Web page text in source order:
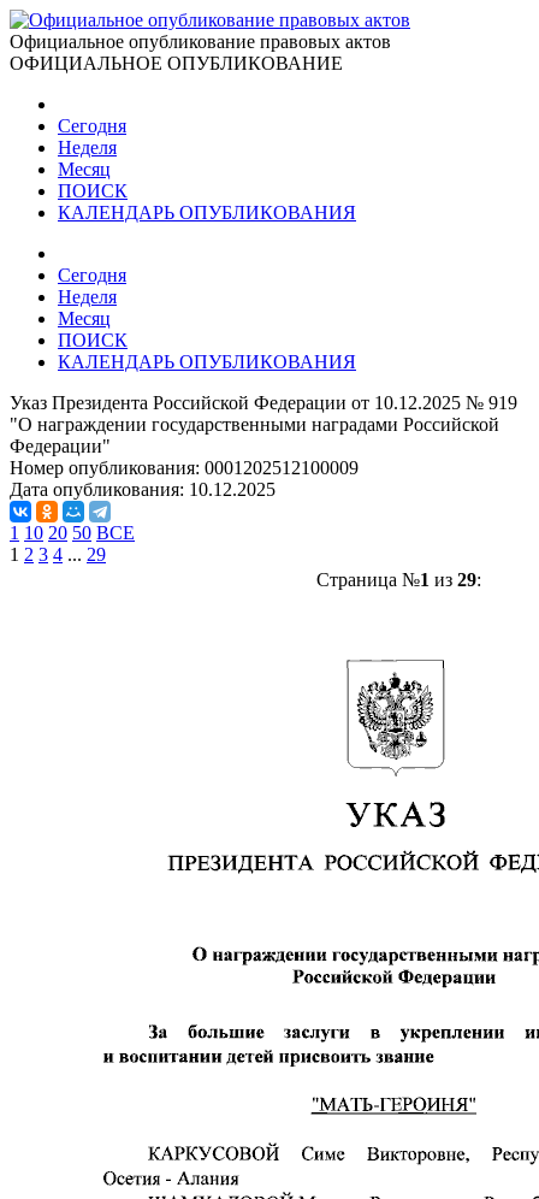
Официальное опубликование правовых актов
ОФИЦИАЛЬНОЕ ОПУБЛИКОВАНИЕ
Сегодня
Неделя
Месяц
ПОИСК
КАЛЕНДАРЬ ОПУБЛИКОВАНИЯ
Сегодня
Неделя
Месяц
ПОИСК
КАЛЕНДАРЬ ОПУБЛИКОВАНИЯ
Указ Президента Российской Федерации от 10.12.2025 № 919
"О награждении государственными наградами Российской
Федерации"
Номер опубликования: 0001202512100009
Дата опубликования: 10.12.2025
1 10 20 50 ВСЕ
1 2 3 4 ... 29
Страница №1 из 29: